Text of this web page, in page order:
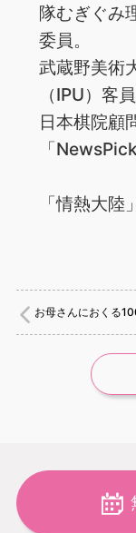
隊むぎぐみ
委員。
武蔵野美術
（IPU）客
日本棋院顧
「
「情熱大陸
お母さんにおくる